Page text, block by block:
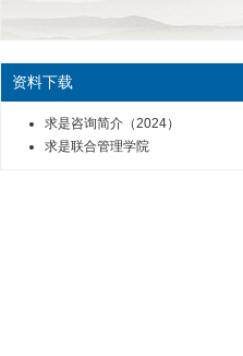
资料下载
求是咨询简介（2024）
求是联合管理学院